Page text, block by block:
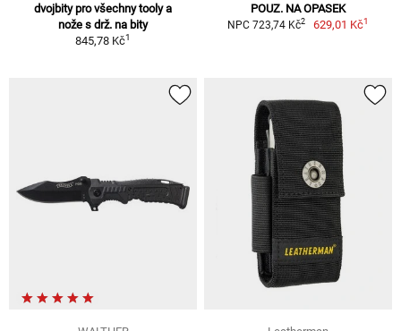
dvojbity pro všechny tooly a
nože s drž. na bity
845,78 Kč1
POUZ. NA OPASEK
NPC 723,74 Kč2 629,01 Kč1